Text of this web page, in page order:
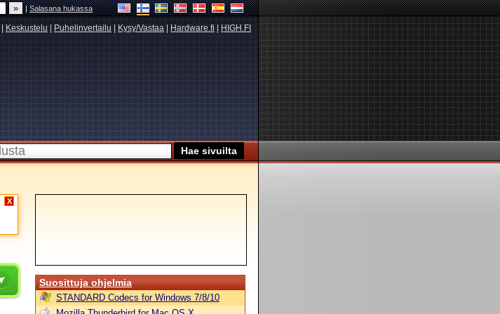
|Salasana hukassa
Keskustelu Puhelinvertailu Kysy/Vastaa Hardware.fi HIGH.FI
X
Suosittuja ohjelmia
STANDARD Codecs for Windows 7/8/10